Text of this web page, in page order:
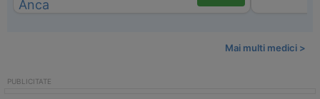
Mai multi medici >